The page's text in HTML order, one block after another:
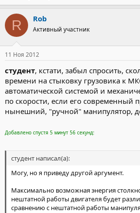
R Rob
Активный участник
11 Ноя 2012
студент, кстати, забыл спросить,
времени на стыковку грузовика к
автоматической системой и
по скорости, если его современный
нынешний, "ручной" манипулятор,
Добавлено спустя 5 минут 56 секунд:
студент написал(а):
Могу, но я приведу другой аргумент.
Максимально возможная энергия
нештатной работы двигателя будет
сравнению с нештатной работы